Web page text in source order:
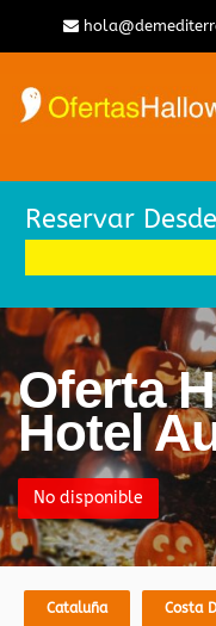
Reservar
Oferta
Hotel
No disponible
Cataluña Costa